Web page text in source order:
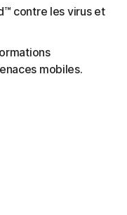
contre les virus et
mobiles.